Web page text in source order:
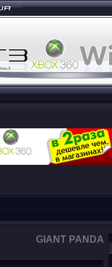
GIANT PANDA